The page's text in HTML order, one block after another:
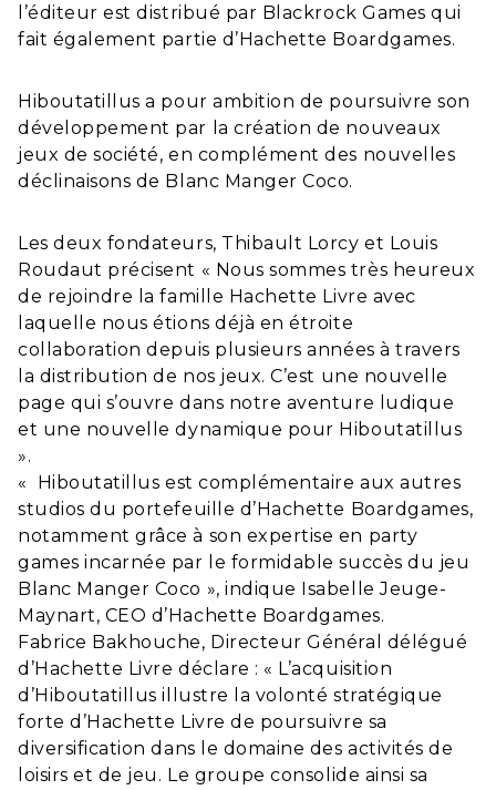
l’éditeur est distribué par Blackrock Games qui
fait également partie d’Hachette Boardgames.
Hiboutatillus a pour ambition de poursuivre son
développement par la création de nouveaux
jeux de société, en complément des nouvelles
déclinaisons de Blanc Manger Coco.
Les deux fondateurs, Thibault Lorcy et Louis
Roudaut précisent « Nous sommes très heureux
de rejoindre la famille Hachette Livre avec
laquelle nous étions déjà en étroite
collaboration depuis plusieurs années à travers
la distribution de nos jeux. C’est une nouvelle
page qui s’ouvre dans notre aventure ludique
et une nouvelle dynamique pour Hiboutatillus
».
« Hiboutatillus est complémentaire aux autres
studios du portefeuille d’Hachette Boardgames,
notamment grâce à son expertise en party
games incarnée par le formidable succès du jeu
Blanc Manger Coco », indique Isabelle Jeuge-
Maynart, CEO d’Hachette Boardgames.
Fabrice Bakhouche, Directeur Général délégué
d’Hachette Livre déclare : « L’acquisition
d’Hiboutatillus illustre la volonté stratégique
forte d’Hachette Livre de poursuivre sa
diversification dans le domaine des activités de
loisirs et de jeu. Le groupe consolide ainsi sa